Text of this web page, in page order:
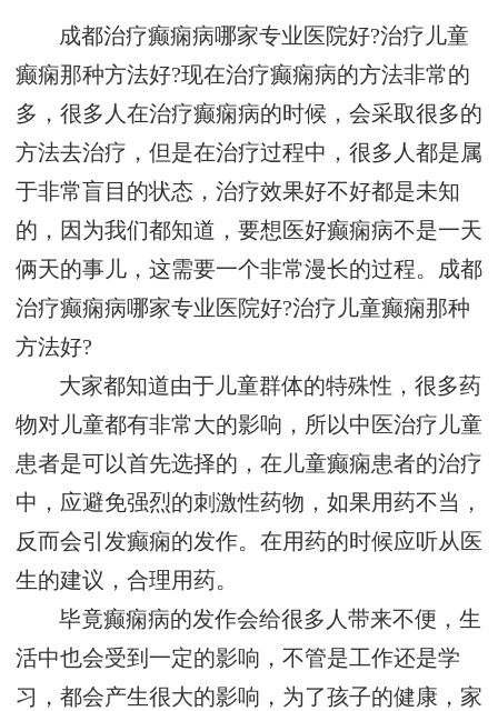
成都治疗癫痫病哪家专业医院好?治疗儿童
癫痫那种方法好?现在治疗癫痫病的方法非常的
多，很多人在治疗癫痫病的时候，会采取很多的
方法去治疗，但是在治疗过程中，很多人都是属
于非常盲目的状态，治疗效果好不好都是未知
的，因为我们都知道，要想医好癫痫病不是一天
俩天的事儿，这需要一个非常漫长的过程。成都
治疗癫痫病哪家专业医院好?治疗儿童癫痫那种
方法好?
大家都知道由于儿童群体的特殊性，很多药
物对儿童都有非常大的影响，所以中医治疗儿童
患者是可以首先选择的，在儿童癫痫患者的治疗
中，应避免强烈的刺激性药物，如果用药不当，
反而会引发癫痫的发作。在用药的时候应听从医
生的建议，合理用药。
毕竟癫痫病的发作会给很多人带来不便，生
活中也会受到一定的影响，不管是工作还是学
习，都会产生很大的影响，为了孩子的健康，家